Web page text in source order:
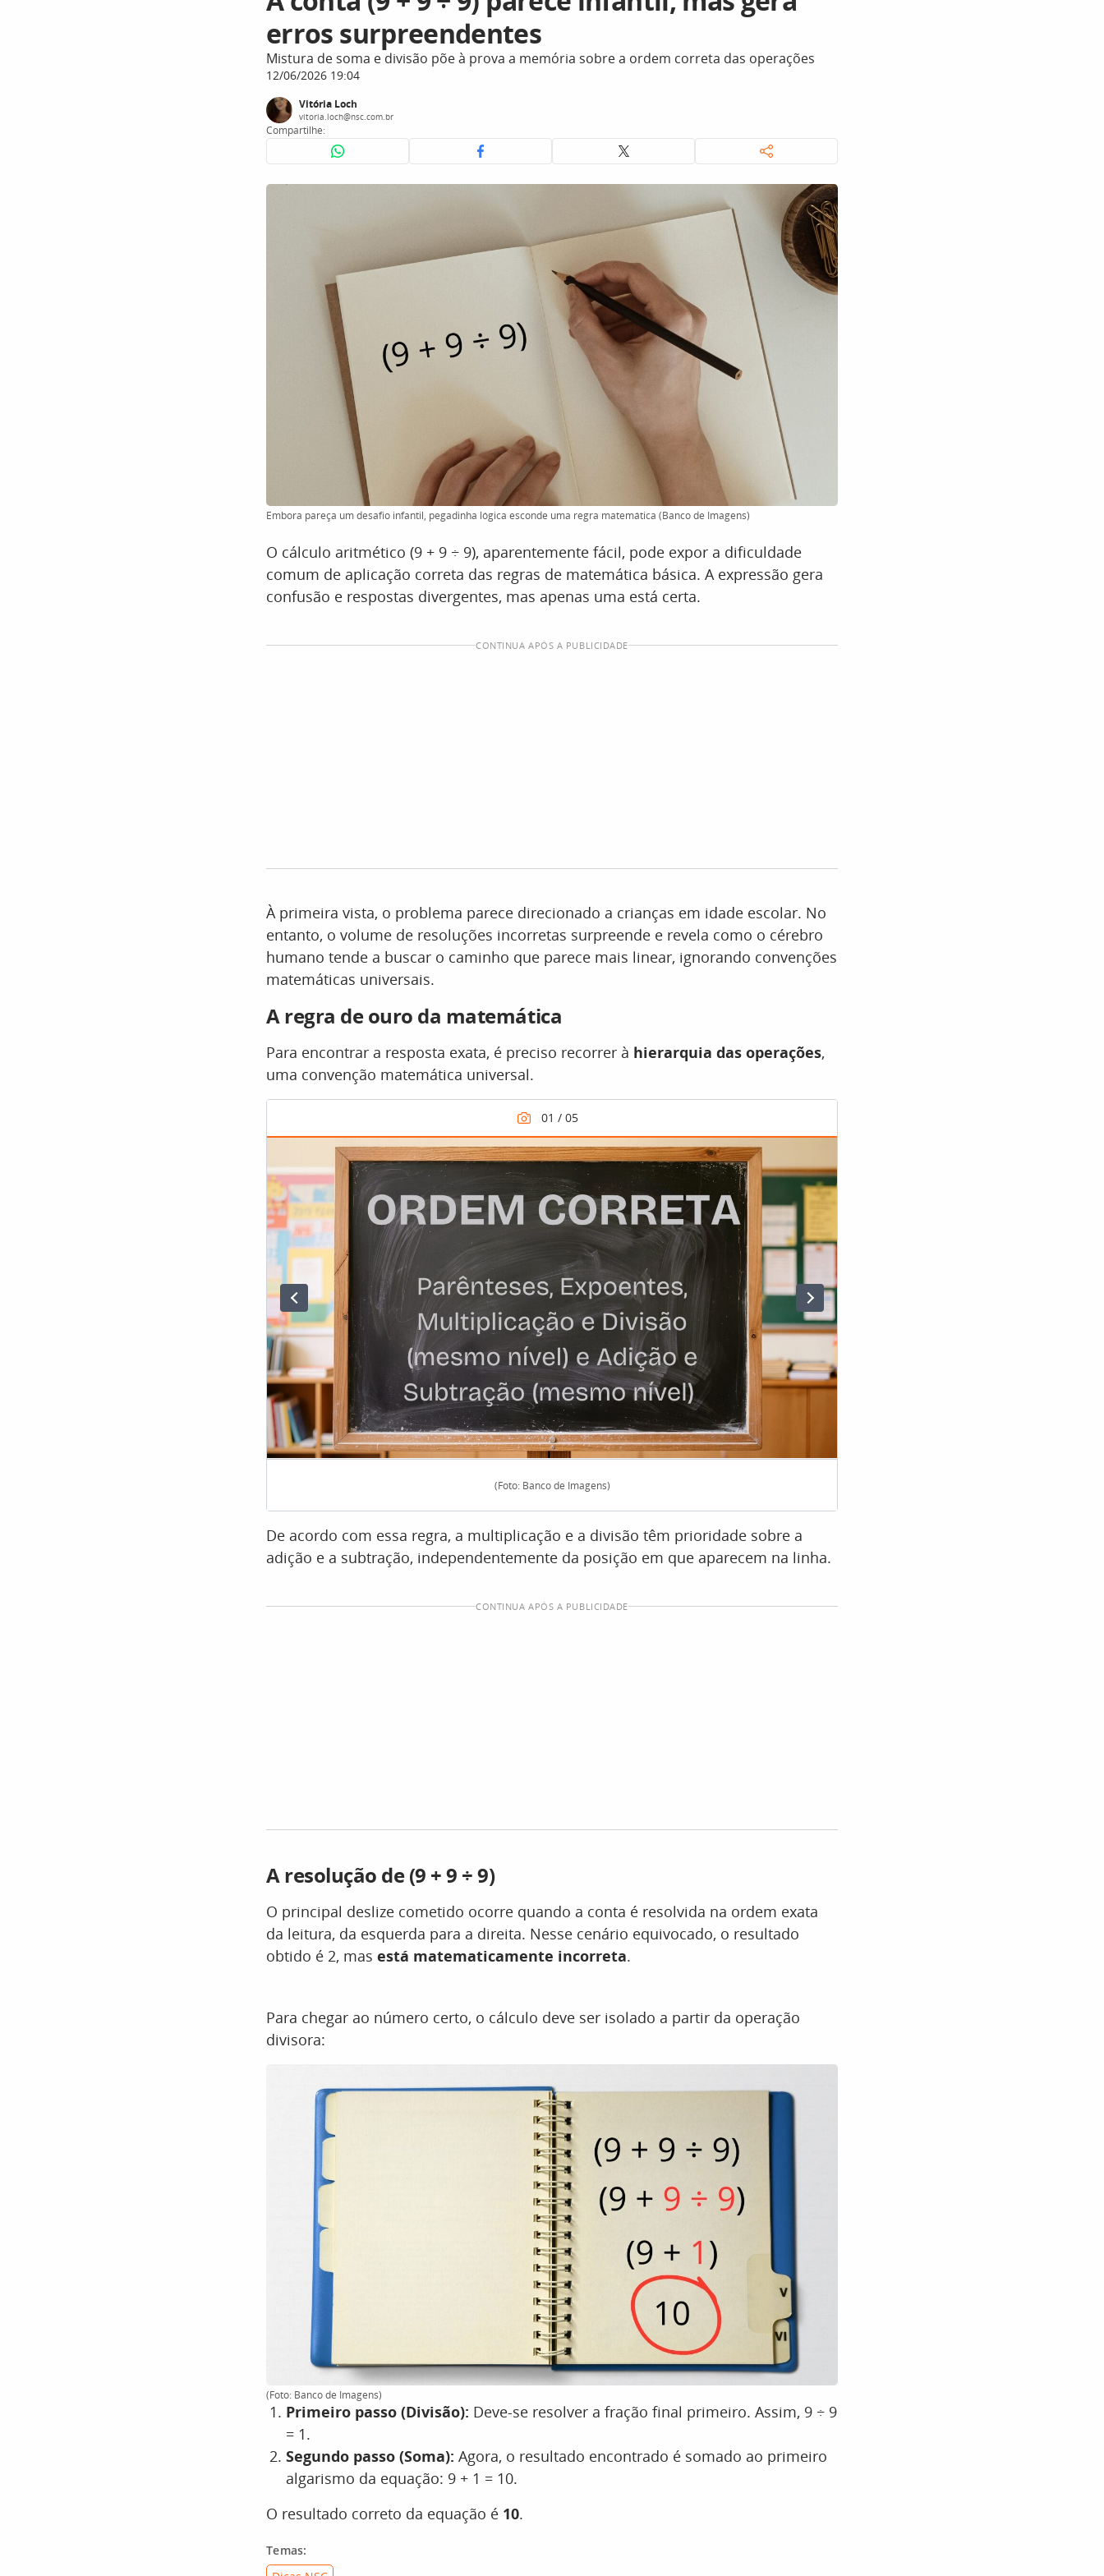
erros surpreendentes
Mistura de soma e divisão põe à prova a memória sobre a ordem correta das operações
12/06/2026 19:04
Vitória Loch
vitoria.loch@nsc.com.br
Compartilhe:
Embora pareça um desafio infantil, pegadinha lógica esconde uma regra matemática (Banco de Imagens)
O cálculo aritmético (9 + 9 ÷ 9), aparentemente fácil, pode expor a dificuldade
comum de aplicação correta das regras de matemática básica. A expressão gera
confusão e respostas divergentes, mas apenas uma está certa.
CONTINUA APÓS A PUBLICIDADE
À primeira vista, o problema parece direcionado a crianças em idade escolar. No
entanto, o volume de resoluções incorretas surpreende e revela como o cérebro
humano tende a buscar o caminho que parece mais linear, ignorando convenções
matemáticas universais.
A regra de ouro da matemática
Para encontrar a resposta exata, é preciso recorrer à hierarquia das operações,
uma convenção matemática universal.
(Foto: Banco de Imagens)
De acordo com essa regra, a multiplicação e a divisão têm prioridade sobre a
adição e a subtração, independentemente da posição em que aparecem na linha.
CONTINUA APÓS A PUBLICIDADE
A resolução de (9 + 9 ÷ 9)
O principal deslize cometido ocorre quando a conta é resolvida na ordem exata
da leitura, da esquerda para a direita. Nesse cenário equivocado, o resultado
obtido é 2, mas está matematicamente incorreta.
Para chegar ao número certo, o cálculo deve ser isolado a partir da operação
divisora:
(Foto: Banco de Imagens)
Primeiro passo (Divisão): Deve-se resolver a fração final primeiro. Assim, 9 ÷ 9
= 1.
Segundo passo (Soma): Agora, o resultado encontrado é somado ao primeiro
algarismo da equação: 9 + 1 = 10.
O resultado correto da equação é 10.
Temas: